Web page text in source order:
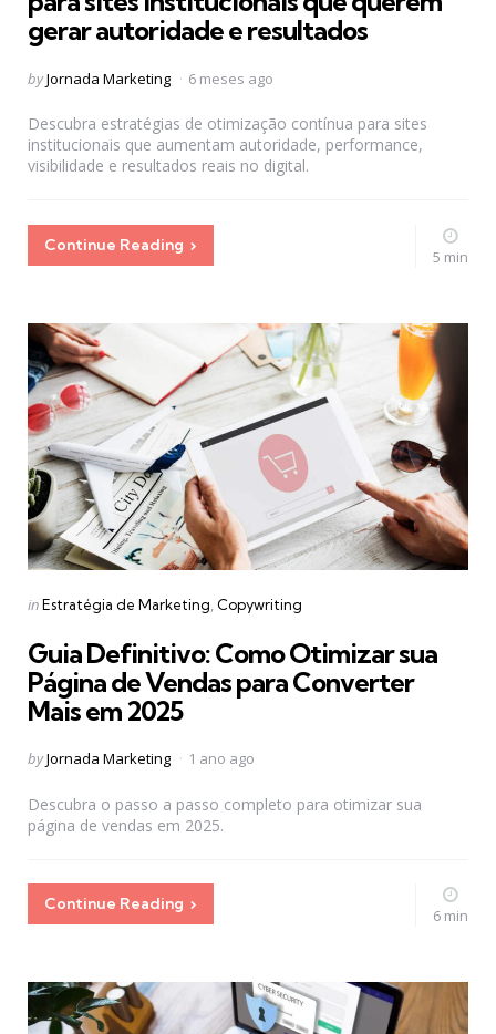
gerar autoridade e resultados
Posted
byJornada Marketing 6 meses ago
Descubra estratégias de otimização contínua para sites
institucionais que aumentam autoridade, performance,
visibilidade e resultados reais no digital.
Continue Reading
5 min
Categories
Posted
inEstratégia de Marketing Copywriting
Guia Definitivo: Como Otimizar sua
Página de Vendas para Converter
Mais em 2025
Posted
byJornada Marketing 1 ano ago
Descubra o passo a passo completo para otimizar sua
página de vendas em 2025.
Continue Reading
6 min